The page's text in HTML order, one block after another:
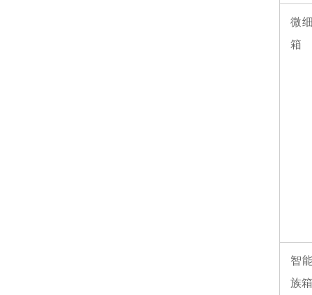
微
箱
智
族箱